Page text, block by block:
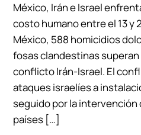
México, Irán e Israel
costo humano entre el 13 y
México, 588 homicidios
fosas clandestinas
conflicto Irán-Israel. El
ataques israelíes a
seguido por la intervención
países […]